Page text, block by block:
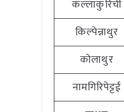
कल्लाकुरिची
किल्पेन्नाथुर
कोलाथुर
नामगिरिपेट्टई